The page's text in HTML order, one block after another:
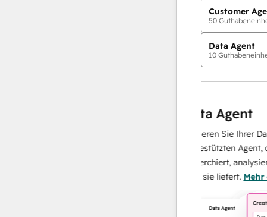
Customer
50
Data Agent
10
Data Agent
Skalieren Sie Ihrer
KI-gestützten Agent, der
recherchiert, analysiert
über sie liefert.Mehr